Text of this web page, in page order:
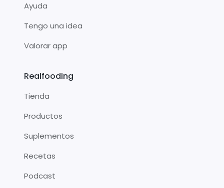
Ayuda
Tengo una idea
Valorar app
Realfooding
Tienda
Productos
Suplementos
Recetas
Podcast